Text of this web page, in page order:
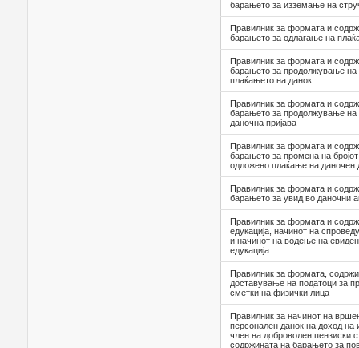
барањето за изземање на
Правилник за формата и
барањето за одлагање на
Правилник за формата и
барањето за продолжување на
плаќањето на данок…
Правилник за формата и
барањето за продолжување на
даночна пријава
Правилник за формата и
барањето за промена на
одложено плаќање на даночен
Правилник за формата и
барањето за увид во даночни
Правилник за формата и
едукација, начинот на
и начинот на водење на
едукација
Правилник за формата,
доставување на податоци за
сметки на физички лица
Правилник за начинот на
персонален данок на доход на
член на доброволен пензиски
содржината на барањето за